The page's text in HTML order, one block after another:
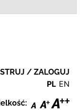
/ ZALOGUJ
PL EN